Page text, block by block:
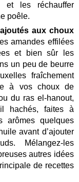
et les réchauffer
poêle.
ajoutés aux choux
amandes effilées
et bien sûr les
un peu de beurre
fraîchement
à vos choux de
du ras el-hanout,
hachés, faites à
arômes quelques
avant d’ajouter
Mélangez-les
autres idées
de recettes